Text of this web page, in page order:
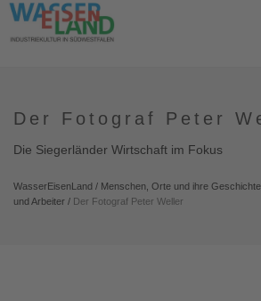
Der Fotograf Peter
Die Siegerländer Wirtschaft im Fokus
WasserEisenLand / Menschen, Orte und ihre
und Arbeiter / Der Fotograf Peter Weller